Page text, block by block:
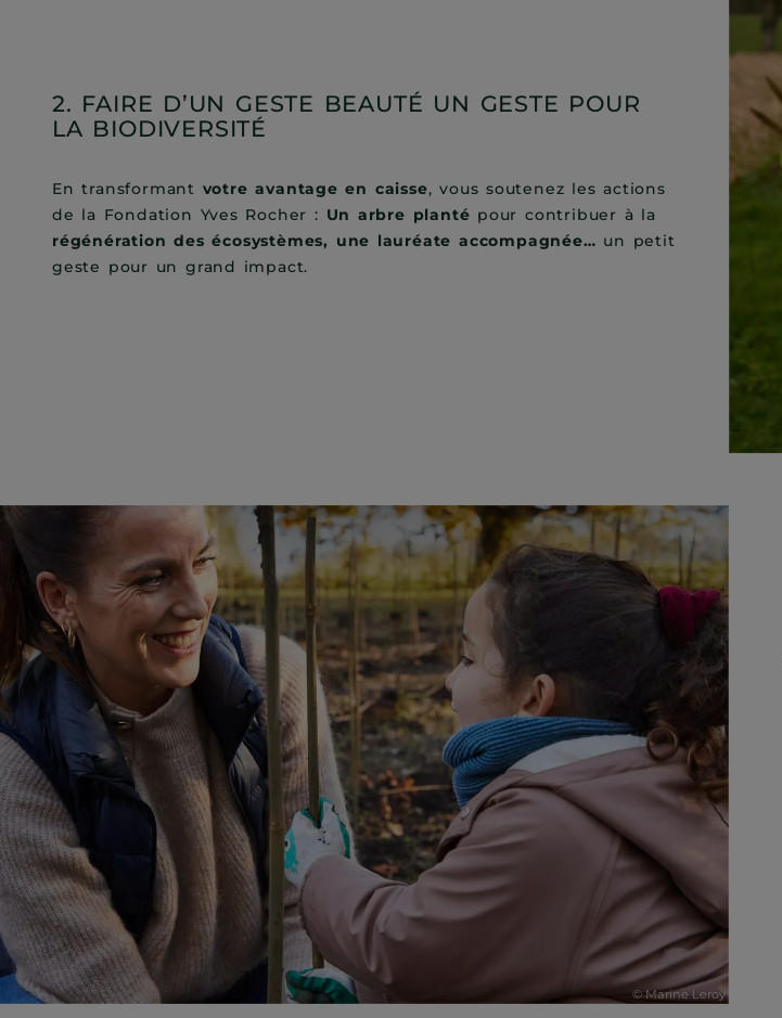
2. FAIRE D’UN GESTE BEAUTÉ UN GESTE POUR
LA BIODIVERSITÉ
En transformant votre avantage en caisse, vous soutenez les actions
de la Fondation Yves Rocher : Un arbre planté pour contribuer à la
régénération des écosystèmes, une lauréate accompagnée… un petit
geste pour un grand impact.